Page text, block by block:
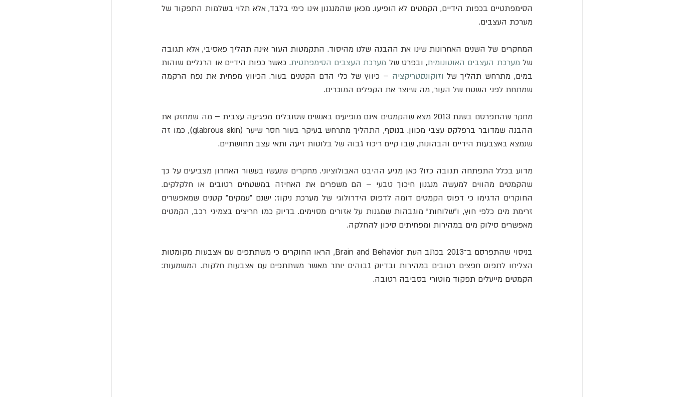
מערכת העצבים.
של מערכת העצבים האוטונומית, ובפרט של מערכת העצבים הסימפתטית
במים, מתרחש תהליך של וזוקונסטריקציה
שמתחת לפני השטח של העור, מה שיוצר את הקפלים המוכרים.
שנמצא באצבעות הידיים והבהונות, שבו קיים ריכוז גבוה של בלוטות זיעה ותאי עצב תחושתיים.
מאפשרים סילוק מים במהירות ומפחיתים סיכון להחלקה.
הקמטים מייעלים תפקוד מוטורי בסביבה רטובה.